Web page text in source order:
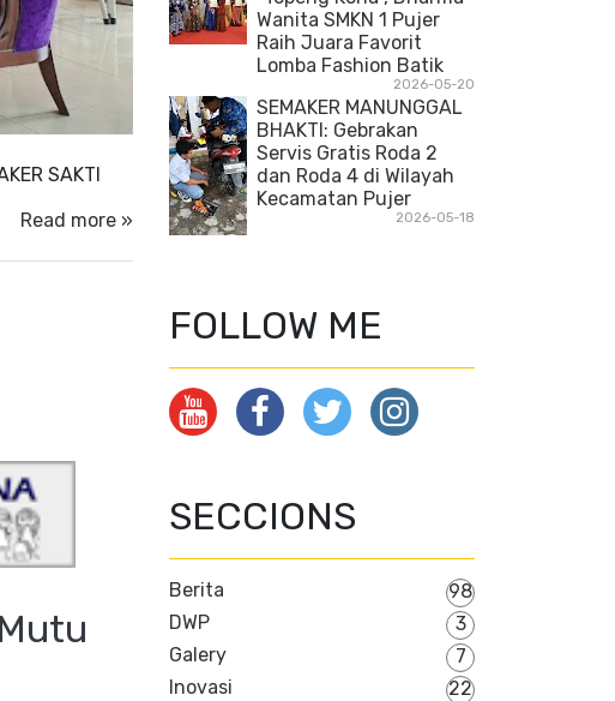
SAKTI
Read more »
Wanita SMKN 1 Pujer
Raih Juara Favorit
Lomba Fashion Batik
2026-05-20
SEMAKER MANUNGGAL
BHAKTI: Gebrakan
Servis Gratis Roda 2
dan Roda 4 di Wilayah
Kecamatan Pujer
2026-05-18
FOLLOW ME
SECCIONS
Berita
98
DWP
3
Galery
7
Inovasi
22